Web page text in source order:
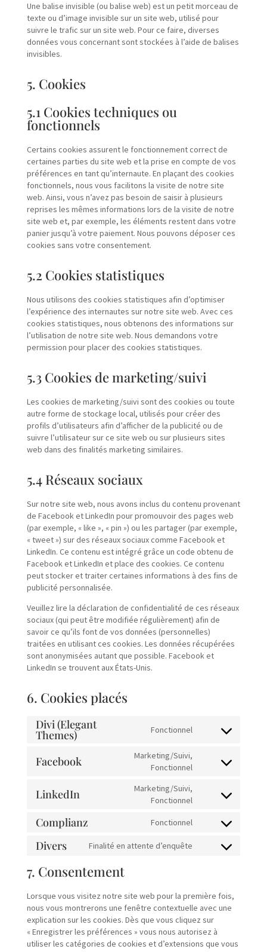
Une balise invisible (ou balise web) est un petit morceau de
texte ou d’image invisible sur un site web, utilisé pour
suivre le trafic sur un site web. Pour ce faire, diverses
données vous concernant sont stockées à l’aide de balises
invisibles.
5. Cookies
5.1 Cookies techniques ou
fonctionnels
Certains cookies assurent le fonctionnement correct de
certaines parties du site web et la prise en compte de vos
préférences en tant qu’internaute. En plaçant des cookies
fonctionnels, nous vous facilitons la visite de notre site
web. Ainsi, vous n’avez pas besoin de saisir à plusieurs
reprises les mêmes informations lors de la visite de notre
site web et, par exemple, les éléments restent dans votre
panier jusqu’à votre paiement. Nous pouvons déposer ces
cookies sans votre consentement.
5.2 Cookies statistiques
Nous utilisons des cookies statistiques afin d’optimiser
l’expérience des internautes sur notre site web. Avec ces
cookies statistiques, nous obtenons des informations sur
l’utilisation de notre site web. Nous demandons votre
permission pour placer des cookies statistiques.
5.3 Cookies de marketing/suivi
Les cookies de marketing/suivi sont des cookies ou toute
autre forme de stockage local, utilisés pour créer des
profils d’utilisateurs afin d’afficher de la publicité ou de
suivre l’utilisateur sur ce site web ou sur plusieurs sites
web dans des finalités marketing similaires.
5.4 Réseaux sociaux
Sur notre site web, nous avons inclus du contenu provenant
de Facebook et LinkedIn pour promouvoir des pages web
(par exemple, « like », « pin ») ou les partager (par exemple,
« tweet ») sur des réseaux sociaux comme Facebook et
LinkedIn. Ce contenu est intégré grâce un code obtenu de
Facebook et LinkedIn et place des cookies. Ce contenu
peut stocker et traiter certaines informations à des fins de
publicité personnalisée.
Veuillez lire la déclaration de confidentialité de ces réseaux
sociaux (qui peut être modifiée régulièrement) afin de
savoir ce qu’ils font de vos données (personnelles)
traitées en utilisant ces cookies. Les données récupérées
sont anonymisées autant que possible. Facebook et
LinkedIn se trouvent aux États-Unis.
6. Cookies placés
Divi (Elegant
Themes) Fonctionnel
Consent
service
themes)
Facebook
Marketing/Suivi,
Fonctionnel
Consent
service
facebook
LinkedIn
Marketing/Suivi,
Fonctionnel
Consent
service
Complianz Fonctionnel
Consent
service
Divers Finalité en attente d’enquête
Consent
7. Consentement
Lorsque vous visitez notre site web pour la première fois,
nous vous montrerons une fenêtre contextuelle avec une
explication sur les cookies. Dès que vous cliquez sur
« Enregistrer les préférences » vous nous autorisez à
utiliser les catégories de cookies et d’extensions que vous